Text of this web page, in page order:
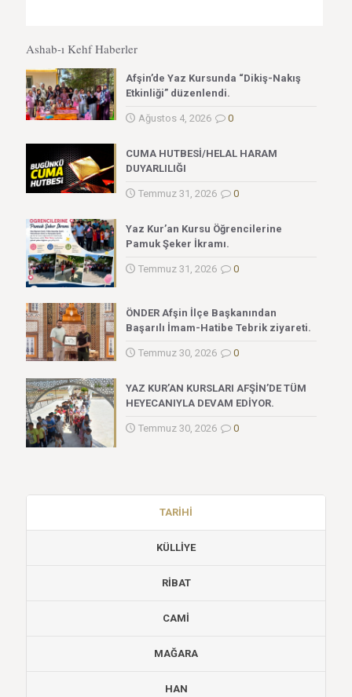
Ashab-ı Kehf Haberler
Afşin’de Yaz Kursunda “Dikiş-Nakış
Etkinliği” düzenlendi.
Ağustos 4, 2026 0
CUMA HUTBESİ/HELAL HARAM
DUYARLILIĞI
Temmuz 31, 2026 0
Yaz Kur’an Kursu Öğrencilerine
Pamuk Şeker İkramı.
Temmuz 31, 2026 0
ÖNDER Afşin İlçe Başkanından
Başarılı İmam-Hatibe Tebrik ziyareti.
Temmuz 30, 2026 0
YAZ KUR’AN KURSLARI AFŞİN’DE TÜM
HEYECANIYLA DEVAM EDİYOR.
Temmuz 30, 2026 0
TARİHİ
KÜLLİYE
RİBAT
CAMİ
MAĞARA
HAN